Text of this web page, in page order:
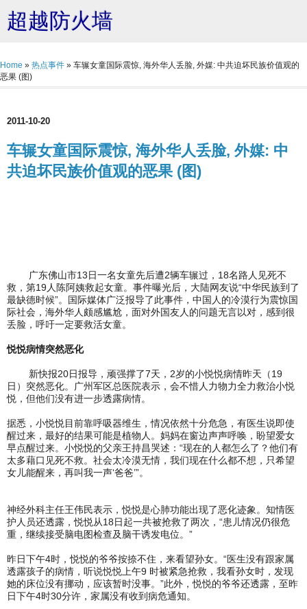
超越防火墙
Home » 热点事件 » 车辗女童国际震惊, 海外华人丢脸, 外媒: 中共迫坏民族价值观的
恶果 (图)
2011-10-20
车辗女童国际震惊, 海外华人丢脸, 外媒: 中
共迫坏民族价值观的恶果 (图)
广东佛山市13日一名女童先后遭2辆车辗过，18名路人见死不
救，第19人陈阿姨救起女童。事件曝光后，大陆网友说“中华民族到了
最缺德时候”。国际媒体广泛报导了此事件，中国人的冷漠行为震惊国
际社会，海外华人颇感尴尬，面对外国友人的问题无言以对，感到很
丢脸，呼吁一定要救活女童。
悦悦病情突然恶化
新快报20日报导，顽强撑了7天，2岁的小悦悦病情昨天（19
日）突然恶化。广州军区总医院表示，会不惜人力物力全力救治小悦
悦，但他们没有进一步透露病情。
据悉，小悦悦目前靠呼吸器维生，情况依然十分危急，有医生说即使
醒过来，最好的结果可能是植物人。妈妈在窗边声声呼唤，盼望爱女
早点醒过来。小悦悦的父亲王持昌哭述：“现在的人都怎么了？他们有
太多藉口见死不救。社会太冷漠无情，我们现在什么都不想，只希望
女儿能醒来，再叫我一声‘爸爸’”。
神经外科主任王伟民表示，悦悦是心肺功能出现了恶化迹象。知情医
护人员还透露，悦悦从18日起一共被抢救了两次，“患儿情况仍很危
重，继续接受脑电图检查及脑干诱发电位。”
昨日下午4时，悦悦的爷爷按捺不住，来看望孙女。“医生没有跟家属
透露孩子的病情，听说悦悦上午9 时被紧急抢救，我看孙女时，发现
她的床位没有挪动，应该暂时没事。”此外，悦悦的爷爷还透露，至昨
日下午4时30分许，家属没有收到病危通知。